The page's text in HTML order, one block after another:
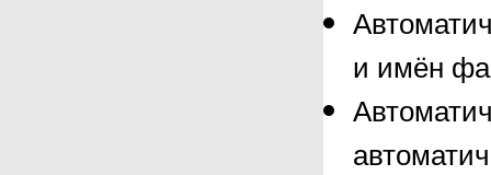
и имён